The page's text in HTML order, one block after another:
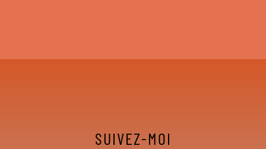
SUIVEZ-MOI